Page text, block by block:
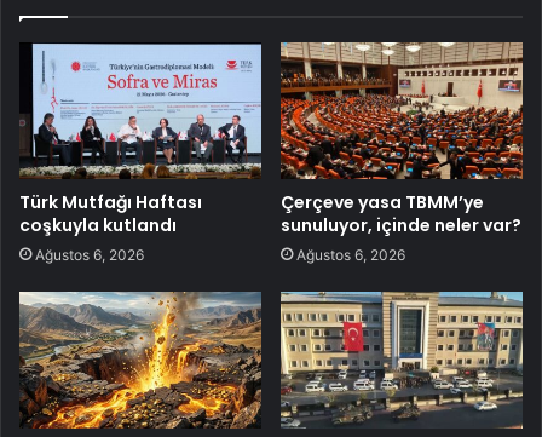
Türk Mutfağı Haftası
coşkuyla kutlandı
Ağustos 6, 2026
Çerçeve yasa TBMM’ye
sunuluyor, içinde neler var?
Ağustos 6, 2026